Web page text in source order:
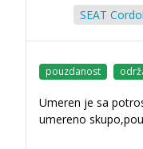
SEAT
pouzdanost
Umeren je sa
umereno